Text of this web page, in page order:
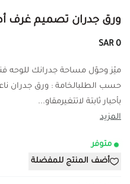
ورق جدران تصميم غرف
0 SAR
ميّز وحوّل مساحة جدرانك للوحه
حسب الطلبالخامة : ورق جدران
بأحبار ثابتة لاتتغيرمقاو...
المزيد
متوفر
أضف المنتج للمفضلة